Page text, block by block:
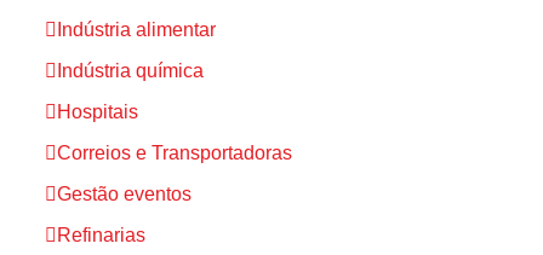
Indústria alimentar
Indústria química
Hospitais
Correios e Transportadoras
Gestão eventos
Refinarias